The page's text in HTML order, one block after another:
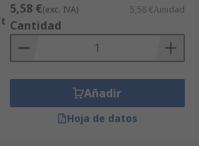
5,58 €(exc. IVA) 5,58 €/unidad
Cantidad
Añadir
Hoja de datos